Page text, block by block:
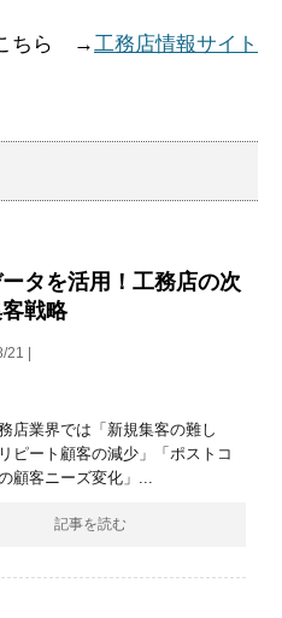
こちら → 工務店情報サイト
タを活用！工務店の次
戦略
21 |
店業界では「新規集客の難し
ピート顧客の減少」「ポストコ
顧客ニーズ変化」...
記事を読む